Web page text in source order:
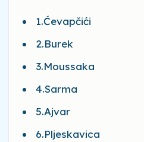
1.Ćevapčići
2.Burek
3.Moussaka
4.Sarma
5.Ajvar
6.Pljeskavica